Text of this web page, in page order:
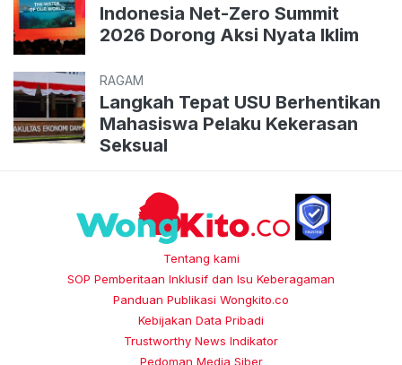
Indonesia Net-Zero Summit
2026 Dorong Aksi Nyata Iklim
RAGAM
Langkah Tepat USU Berhentikan
Mahasiswa Pelaku Kekerasan
Seksual
Tentang kami
SOP Pemberitaan Inklusif dan Isu Keberagaman
Panduan Publikasi Wongkito.co
Kebijakan Data Pribadi
Trustworthy News Indikator
Pedoman Media Siber